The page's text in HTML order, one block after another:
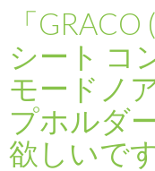
「
シート コ
モードノ
プホルダ
欲しいです